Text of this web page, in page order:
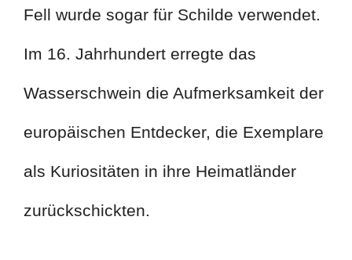
Fell wurde sogar für Schilde verwendet.
Im 16. Jahrhundert erregte das
Wasserschwein die Aufmerksamkeit der
europäischen Entdecker, die Exemplare
als Kuriositäten in ihre Heimatländer
zurückschickten.